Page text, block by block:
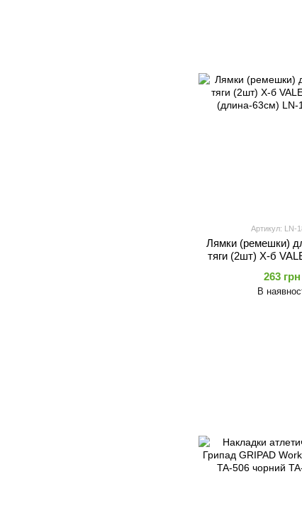
Артикул: LN-
Лямки (ремешки)
тяги (2шт) Х-б
263 грн
В